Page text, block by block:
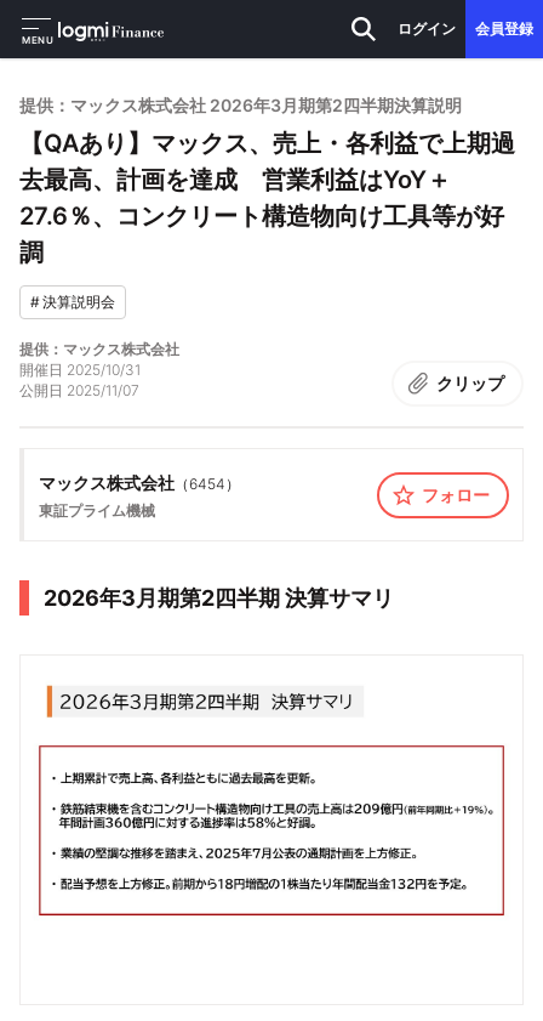
MENU
ログイン 会員登録
提供：マックス株式会社 2026年3月期第2四半期決算説明
【QAあり】マックス、売上・各利益で上期過
去最高、計画を達成 営業利益はYoY＋
27.6％、コンクリート構造物向け工具等が好
調
#決算説明会
提供：マックス株式会社
開催日 2025/10/31
公開日 2025/11/07 クリップ
マックス株式会社 （6454 ）
東証プライム機械
フォロー
2026年3月期第2四半期 決算サマリ